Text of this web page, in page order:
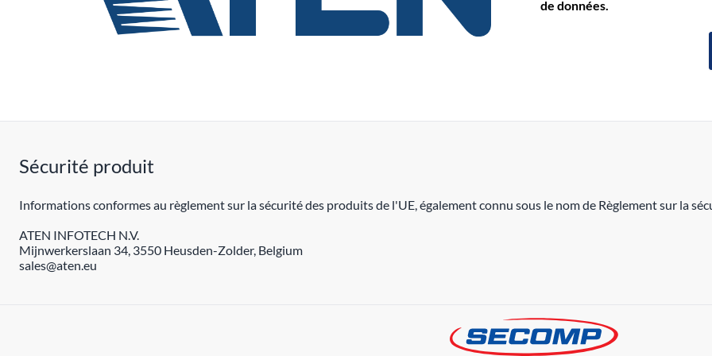
de données.
Sécurité produit
Informations conformes au règlement sur la sécurité des produits de l'UE, également connu sous le nom de Règlement sur la
ATEN INFOTECH N.V.
Mijnwerkerslaan 34, 3550 Heusden-Zolder, Belgium
sales@aten.eu